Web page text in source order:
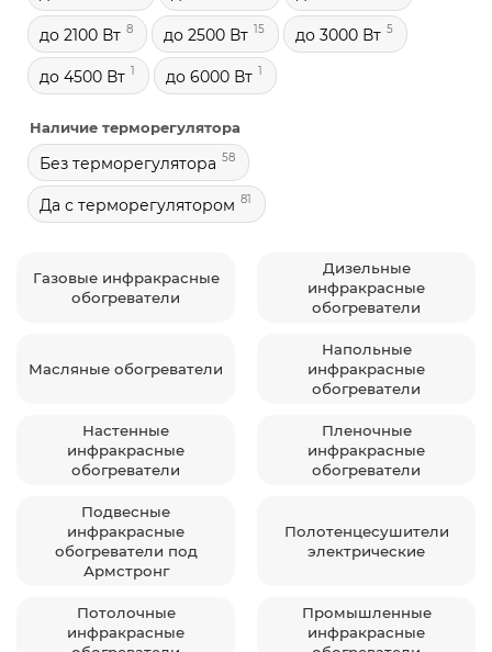
до 2100 Вт 8 до 2500 Вт 15 до 3000 Вт 5
до 4500 Вт 1 до 6000 Вт 1
Наличие терморегулятора
Без терморегулятора 58
Да с терморегулятором 81
Газовые инфракрасные
обогреватели
Дизельные
инфракрасные
обогреватели
Масляные обогреватели
Напольные
инфракрасные
обогреватели
Настенные
инфракрасные
обогреватели
Пленочные
инфракрасные
обогреватели
Подвесные
инфракрасные
обогреватели под
Армстронг
Полотенцесушители
электрические
Потолочные
инфракрасные
Промышленные
инфракрасные